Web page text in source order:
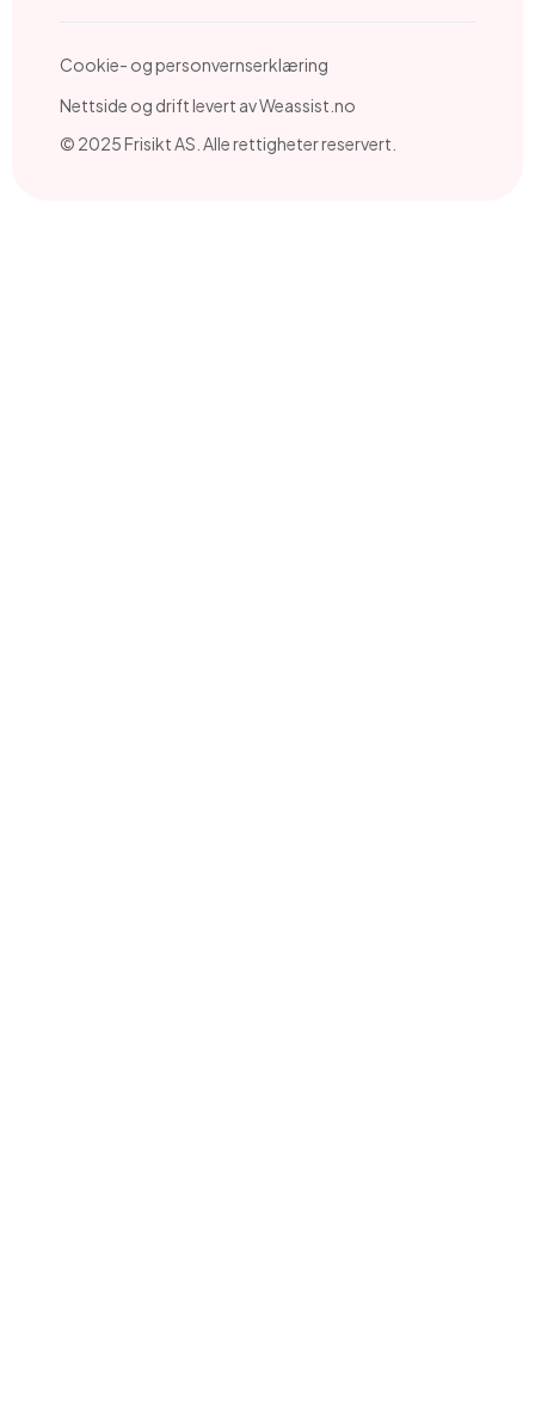
Cookie- og personvernserklæring
Nettside og drift levert av Weassist.no
© 2025 Frisikt AS. Alle rettigheter reservert.